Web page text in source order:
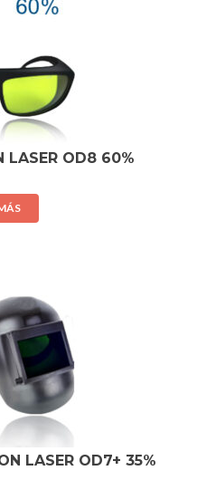
LASER OD8 60%
LASER OD7+ 35%